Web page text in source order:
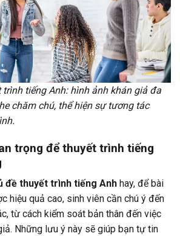
trình tiếng Anh: hình ảnh khán giả đa
chăm chú, thể hiện sự tương tác
trọng để thuyết trình tiếng
đề thuyết trình tiếng Anh hay, để bài
hiệu quả cao, sinh viên cần chú ý đến
từ cách kiểm soát bản thân đến việc
Những lưu ý này sẽ giúp bạn tự tin